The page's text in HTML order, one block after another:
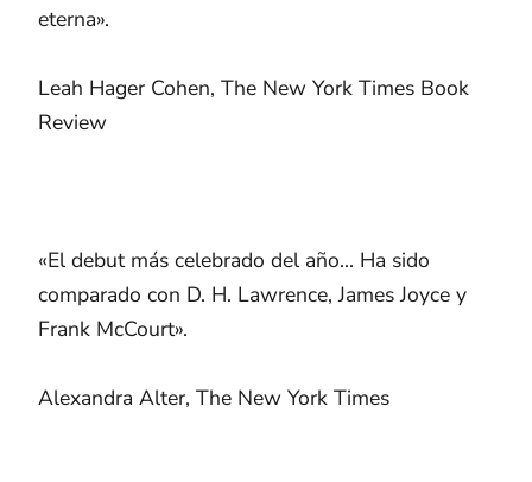
eterna».
Leah Hager Cohen, The New York Times Book
Review
«El debut más celebrado del año... Ha sido
comparado con D. H. Lawrence, James Joyce y
Frank McCourt».
Alexandra Alter, The New York Times